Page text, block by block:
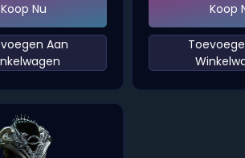
Koop Nu
Aan
Koop